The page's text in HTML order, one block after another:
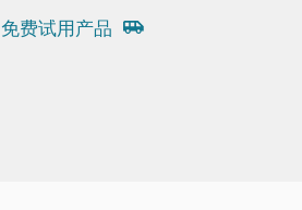
免费试用产品